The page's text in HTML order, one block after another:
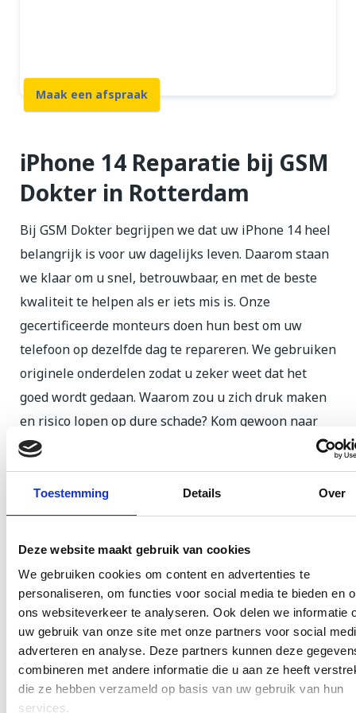
Toestemming Details Over
Deze website maakt gebruik van cookies
We gebruiken cookies om content en advertenties te
personaliseren, om functies voor social media te bieden en
ons websiteverkeer te analyseren. Ook delen we informatie
uw gebruik van onze site met onze partners voor social
adverteren en analyse. Deze partners kunnen deze
combineren met andere informatie die u aan ze heeft
die ze hebben verzameld op basis van uw gebruik van hun
services.
Maak een afspraak
iPhone 14 Reparatie bij GSM
Dokter in Rotterdam
Bij GSM Dokter begrijpen we dat uw iPhone 14 heel
belangrijk is voor uw dagelijks leven. Daarom staan
we klaar om u snel, betrouwbaar, en met de beste
kwaliteit te helpen als er iets mis is. Onze
gecertificeerde monteurs doen hun best om uw
telefoon op dezelfde dag te repareren. We gebruiken
originele onderdelen zodat u zeker weet dat het
goed wordt gedaan. Waarom zou u zich druk maken
en risico lopen op dure schade? Kom gewoon naar
ons toe en we
meteen. We
begrijpen dat uw tijd kostbaar is, dus we zorgen
ervoor dat uw telefoon snel weer als nieuw is. Kom
vandaag nog naar onze winkel en we brengen uw
Lees meer
Selecteer een reparatie